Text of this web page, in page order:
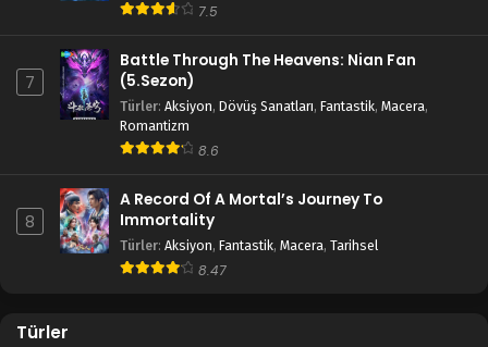
7.5
7
Battle Through The Heavens: Nian Fan
(5.Sezon)
Türler: Aksiyon, Dövüş Sanatları, Fantastik, Macera,
Romantizm
8.6
8
A Record Of A Mortal’s Journey To
Immortality
Türler: Aksiyon, Fantastik, Macera, Tarihsel
8.47
Türler